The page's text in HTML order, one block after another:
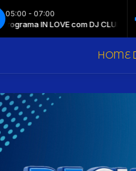
05:00 - 07:00
IN LOVE com DJ CLUB 1
HOME